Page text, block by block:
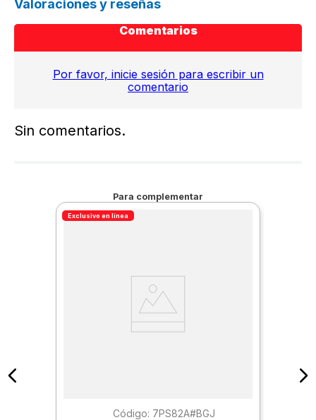
Valoraciones y reseñas
Comentarios
Por favor, inicie sesión para escribir un
comentario
Sin comentarios.
Para complementar
Exclusivo en línea
: 7PS82A#BGJ